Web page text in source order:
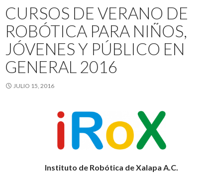
CURSOS DE VERANO DE
ROBÓTICA PARA NIÑOS,
JÓVENES Y PÚBLICO EN
GENERAL 2016
JULIO 15, 2016
Instituto de Robótica de Xalapa A.C.